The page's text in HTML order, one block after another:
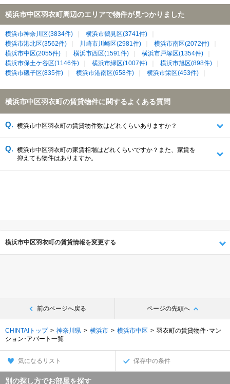
横浜市中区羽衣町周辺のエリアで物件が見つかりました
横浜市神奈川区(3834件)
横浜市鶴見区(3741件)
横浜市港北区(3562件)
川崎市川崎区(2981件)
横浜市南区(2072件)
横浜市中区(2055件)
横浜市西区(1591件)
横浜市戸塚区(1354件)
横浜市保土ケ谷区(1146件)
横浜市緑区(1007件)
横浜市旭区(898件)
横浜市磯子区(835件)
横浜市港南区(658件) 横浜市栄区(453件)
横浜市中区羽衣町の賃貸物件に関するよくある質問
横浜市中区羽衣町の賃貸物件数はどれくらいありますか？
横浜市中区羽衣町の家賃相場はどれくらいですか？また、家賃を
抑えても物件はありますか。
横浜市中区羽衣町の賃貸情報を変更する
前のページへ戻る ページの先頭へ
CHINTAIトップ 神奈川県 横浜市 横浜市中区
羽衣町の賃貸物件･マン
ション･アパート一覧
気になるリスト 保存中の条件
別の探し方でお部屋を探す